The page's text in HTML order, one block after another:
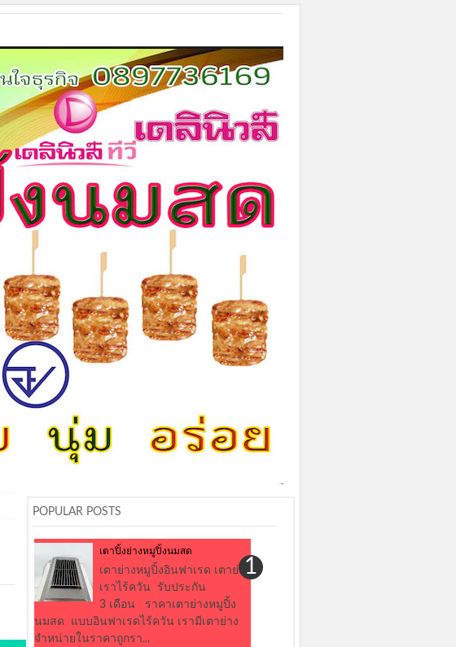
POPULAR POSTS
เตาปิ้งย่างหมูปิ้งนมสด
เตาย่างหมูปิ้งอินฟาเรด เตาย่าง
เราไร้ควัน รับประกัน
3 เดือน ราคาเตาย่างหมูปิ้ง
นมสด แบบอินฟาเรดไร้ควัน เรามีเตาย่าง
จำหน่ายในราคาถูกรา...